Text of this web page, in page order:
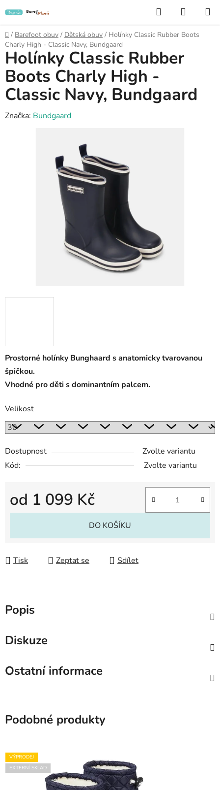
na
obsah
Hledat
KOŠÍK
Domů
/ Barefoot obuv / Dětská obuv / Holínky Classic Rubber Boots
Charly High - Classic Navy, Bundgaard
Prostorné holínky Bunghaard s anatomicky tvarovanou
špičkou.
Vhodné pro děti s dominantním palcem.
Velikost
Dostupnost
Zvolte variantu
Kód:
Zvolte variantu
od 1 099 Kč
Měrná cena:
DO KOŠÍKU
Tisk Zeptat se Sdílet
Holínky Classic Rubber
Boots Charly High -
Classic Navy, Bundgaard
Značka: Bundgaard
Popis
Diskuze
Ostatní informace
Podobné produkty
VÝPRODEJ
EXTERNÍ SKLAD